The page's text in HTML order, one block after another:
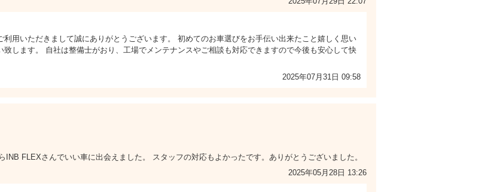
用いただきまして誠にありがとうございます。 初めてのお車選びをお手伝い出来たこと嬉しく思い
します。 自社は整備士がおり、工場でメンテナンスやご相談も対応できますので今後も安心して快
2025年07月31日 09:58
FLEXさんでいい車に出会えました。 スタッフの対応もよかったです。ありがとうございました。
2025年05月28日 13:26